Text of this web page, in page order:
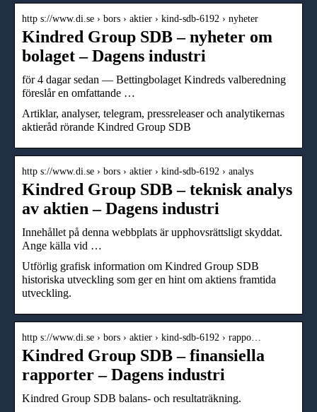
http s://www.di.se › bors › aktier › kind-sdb-6192 › nyheter
Kindred Group SDB – nyheter om
bolaget – Dagens industri
för 4 dagar sedan — Bettingbolaget Kindreds valberedning
föreslår en omfattande …
Artiklar, analyser, telegram, pressreleaser och analytikernas
aktieråd rörande Kindred Group SDB
http s://www.di.se › bors › aktier › kind-sdb-6192 › analys
Kindred Group SDB – teknisk analys
av aktien – Dagens industri
Innehållet på denna webbplats är upphovsrättsligt skyddat.
Ange källa vid …
Utförlig grafisk information om Kindred Group SDB
historiska utveckling som ger en hint om aktiens framtida
utveckling.
http s://www.di.se › bors › aktier › kind-sdb-6192 › rappo…
Kindred Group SDB – finansiella
rapporter – Dagens industri
Kindred Group SDB balans- och resultaträkning.